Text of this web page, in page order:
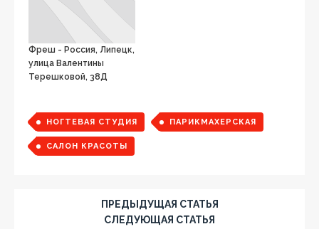
Фреш - Россия, Липецк,
улица Валентины
Терешковой, 38Д
НОГТЕВАЯ СТУДИЯ ПАРИКМАХЕРСКАЯ
САЛОН КРАСОТЫ
ПРЕДЫДУЩАЯ СТАТЬЯ
СЛЕДУЮЩАЯ СТАТЬЯ